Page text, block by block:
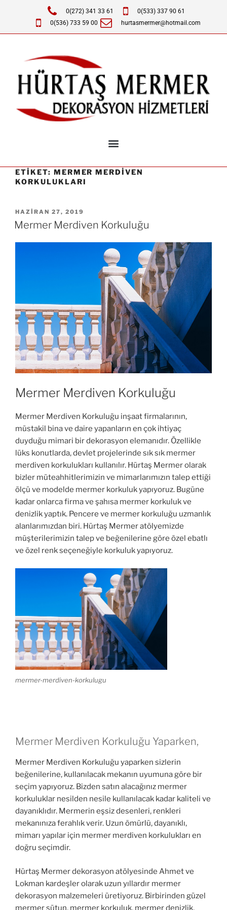
0(272) 341 33 61
0(533) 337 90 61
0(536) 733 59 00
hurtasmermer@hotmail.com
ETIKET: MERMER MERDIVEN
KORKULUKLARI
HAZIRAN 27, 2019
Mermer Merdiven Korkuluğu
Mermer Merdiven Korkuluğu
Mermer Merdiven Korkuluğu inşaat firmalarının,
müstakil bina ve daire yapanların en çok ihtiyaç
duyduğu mimari bir dekorasyon elemanıdır. Özellikle
lüks konutlarda, devlet projelerinde sık sık mermer
merdiven korkulukları kullanılır. Hürtaş Mermer olarak
bizler müteahhitlerimizin ve mimarlarımızın talep ettiği
ölçü ve modelde mermer korkuluk yapıyoruz. Bugüne
kadar onlarca firma ve şahısa mermer korkuluk ve
denizlik yaptık. Pencere ve mermer korkuluğu uzmanlık
alanlarımızdan biri. Hürtaş Mermer atölyemizde
müşterilerimizin talep ve beğenilerine göre özel ebatlı
ve özel renk seçeneğiyle korkuluk yapıyoruz.
mermer-merdiven-korkulugu
Mermer Merdiven Korkuluğu Yaparken,
Mermer Merdiven Korkuluğu yaparken sizlerin
beğenilerine, kullanılacak mekanın uyumuna göre bir
seçim yapıyoruz. Bizden satın alacağınız mermer
korkuluklar nesilden nesile kullanılacak kadar kaliteli ve
dayanıklıdır. Mermerin eşsiz desenleri, renkleri
mekanınıza ferahlık verir. Uzun ömürlü, dayanıklı,
mimarı yapılar için mermer merdiven korkulukları en
doğru seçimdir.
Hürtaş Mermer dekorasyon atölyesinde Ahmet ve
Lokman kardeşler olarak uzun yıllardır mermer
dekorasyon malzemeleri üretiyoruz. Birbirinden güzel
mermer sütun, mermer korkuluk, mermer denizlik,